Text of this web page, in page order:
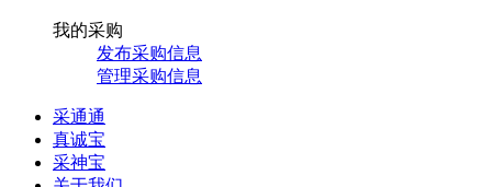
我的采购
发布采购信息
管理采购信息
采通通
真诚宝
采神宝